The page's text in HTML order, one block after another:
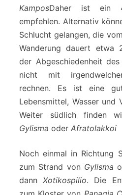
KamposDaher ist ein
empfehlen. Alternativ
Schlucht gelangen, die
Wanderung dauert etwa
der Abgeschiedenheit
nicht mit
rechnen. Es ist eine
Lebensmittel, Wasser und
Weiter südlich finden
Gylisma oder Afratolakkoi
Noch einmal in Richtung
zum Strand von Gylisma
dannXotikospilio. Die